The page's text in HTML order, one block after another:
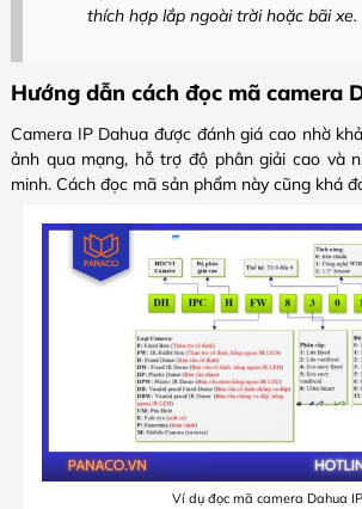
thích hợp lắp ngoài trời hoặc bãi xe.
Hướng dẫn cách đọc mã camera
Camera IP Dahua được đánh giá cao nhờ
ảnh qua mạng, hỗ trợ độ phân giải cao và
minh. Cách đọc mã sản phẩm này cũng khá
Ví dụ đọc mã camera Dahua IP